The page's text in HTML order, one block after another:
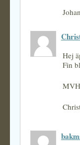
Hej
Fin
MVH